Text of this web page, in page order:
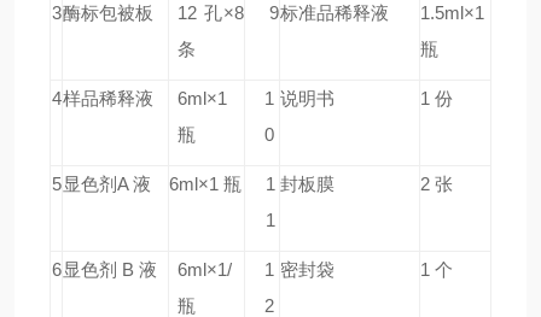
3酶标包被板
12 孔×8
条
9标准品稀释液
1.5ml×1
瓶
4样品稀释液
6ml×1
瓶
1
0
说明书 1 份
5显色剂A 液 6ml×1 瓶
1
1
封板膜 2 张
6显色剂 B 液
6ml×1/
瓶
1
2
密封袋 1 个